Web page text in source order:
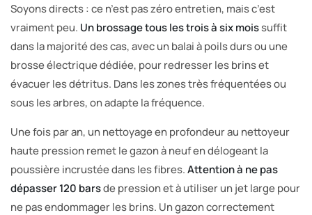
Soyons directs : ce n’est pas zéro entretien, mais c’est
vraiment peu. Un brossage tous les trois à six moissuffit
dans la majorité des cas, avec un balai à poils durs ou une
brosse électrique dédiée, pour redresser les brins et
évacuer les détritus. Dans les zones très fréquentées ou
sous les arbres, on adapte la fréquence.
Une fois par an, un nettoyage en profondeur au nettoyeur
haute pression remet le gazon à neuf en délogeant la
poussière incrustée dans les fibres.Attention à ne pas
dépasser 120 barsde pression et à utiliser un jet large pour
ne pas endommager les brins. Un gazon correctement